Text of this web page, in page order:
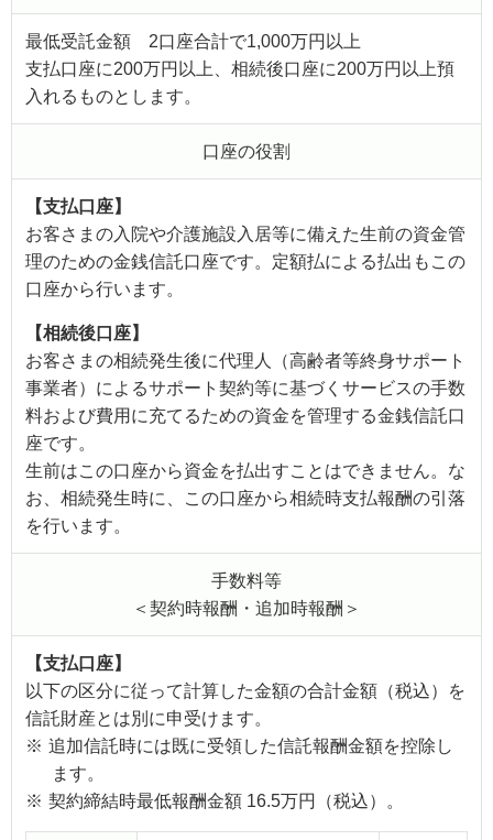
最低受託金額 2口座合計で1,000万円以上
支払口座に200万円以上、相続後口座に200万円以上預
入れるものとします。
口座の役割
【支払口座】
お客さまの入院や介護施設入居等に備えた生前の資金管
理のための金銭信託口座です。定額払による払出もこの
口座から行います。
【相続後口座】
お客さまの相続発生後に代理人（高齢者等終身サポート
事業者）によるサポート契約等に基づくサービスの手数
料および費用に充てるための資金を管理する金銭信託口
座です。
生前はこの口座から資金を払出すことはできません。な
お、相続発生時に、この口座から相続時支払報酬の引落
を行います。
手数料等
＜契約時報酬・追加時報酬＞
【支払口座】
以下の区分に従って計算した金額の合計金額（税込）を
信託財産とは別に申受けます。
※ 追加信託時には既に受領した信託報酬金額を控除し
ます。
※ 契約締結時最低報酬金額 16.5万円（税込）。